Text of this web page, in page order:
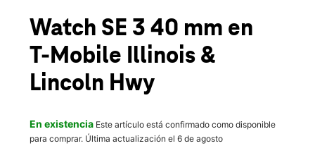
location_on
6530 N Illinois St Ste 3-A Fairview Heights, IL 62208
Watch SE 3 40 mm en
T-Mobile Illinois &
Lincoln Hwy
En existencia Este artículo está confirmado como disponible
para comprar. Última actualización el 6 de agosto